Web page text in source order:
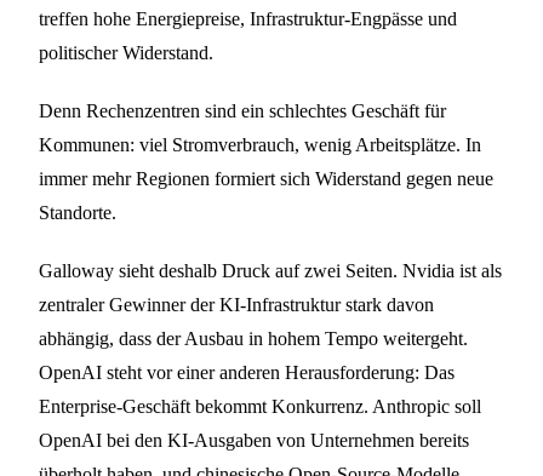
treffen hohe Energiepreise, Infrastruktur-Engpässe und
politischer Widerstand.
Denn Rechenzentren sind ein schlechtes Geschäft für
Kommunen: viel Stromverbrauch, wenig Arbeitsplätze. In
immer mehr Regionen formiert sich Widerstand gegen neue
Standorte.
Galloway sieht deshalb Druck auf zwei Seiten. Nvidia ist als
zentraler Gewinner der KI-Infrastruktur stark davon
abhängig, dass der Ausbau in hohem Tempo weitergeht.
OpenAI steht vor einer anderen Herausforderung: Das
Enterprise-Geschäft bekommt Konkurrenz. Anthropic soll
OpenAI bei den KI-Ausgaben von Unternehmen bereits